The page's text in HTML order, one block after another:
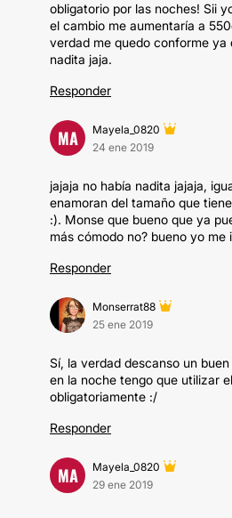
obligatorio por las noches! Sii
el cambio me aumentaría a
verdad me quedo conforme ya
nadita jaja.
Responder
MA
Mayela_0820
24 ene 2019
jajaja no había nadita jajaja,
enamoran del tamaño que
:). Monse que bueno que ya
más cómodo no? bueno yo me
Responder
Monserrat88
25 ene 2019
Sí, la verdad descanso un
en la noche tengo que utilizar
obligatoriamente :/
Responder
MA
Mayela_0820
29 ene 2019